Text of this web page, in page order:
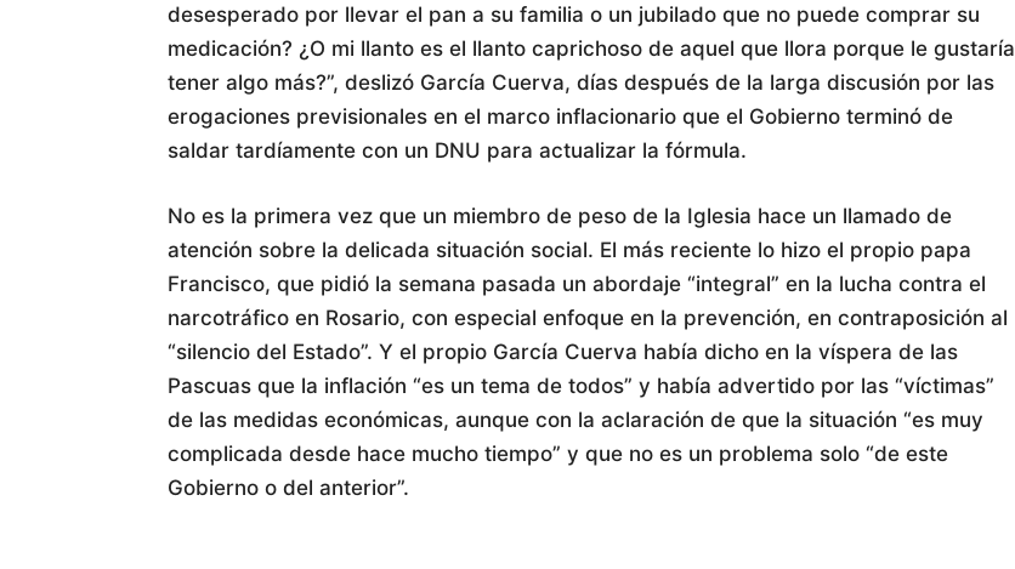
desesperado por llevar el pan a su familia o un jubilado que no puede comprar su
medicación? ¿O mi llanto es el llanto caprichoso de aquel que llora porque le gustaría
tener algo más?”, deslizó García Cuerva, días después de la larga discusión por las
erogaciones previsionales en el marco inflacionario que el Gobierno terminó de
saldar tardíamente con un DNU para actualizar la fórmula.
No es la primera vez que un miembro de peso de la Iglesia hace un llamado de
atención sobre la delicada situación social. El más reciente lo hizo el propio papa
Francisco, que pidió la semana pasada un abordaje “integral” en la lucha contra el
narcotráfico en Rosario, con especial enfoque en la prevención, en contraposición al
“silencio del Estado”. Y el propio García Cuerva había dicho en la víspera de las
Pascuas que la inflación “es un tema de todos” y había advertido por las “víctimas”
de las medidas económicas, aunque con la aclaración de que la situación “es muy
complicada desde hace mucho tiempo” y que no es un problema solo “de este
Gobierno o del anterior”.